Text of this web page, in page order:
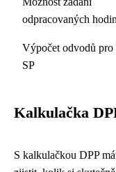
odpracovaných hodin
Výpočet odvodů pro
SP
Kalkulačka
S kalkulačkou DPP